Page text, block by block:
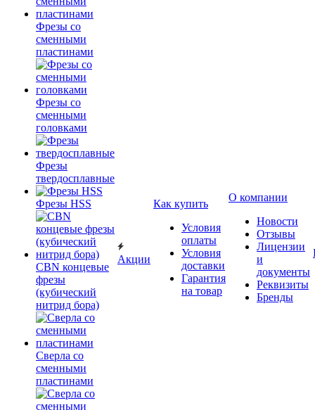
Фрезы со
сменными
пластинами
Фрезы со
сменными
головками
Фрезы
твердосплавные
Фрезы HSS
CBN концевые
фрезы
(кубический
нитрид бора)
Сверла со
сменными
пластинами
Акции
Как купить
Условия
оплаты
Условия
доставки
Гарантия
на товар
О компании
Новости
Отзывы
Лицензии
и
документы
Реквизиты
Бренды